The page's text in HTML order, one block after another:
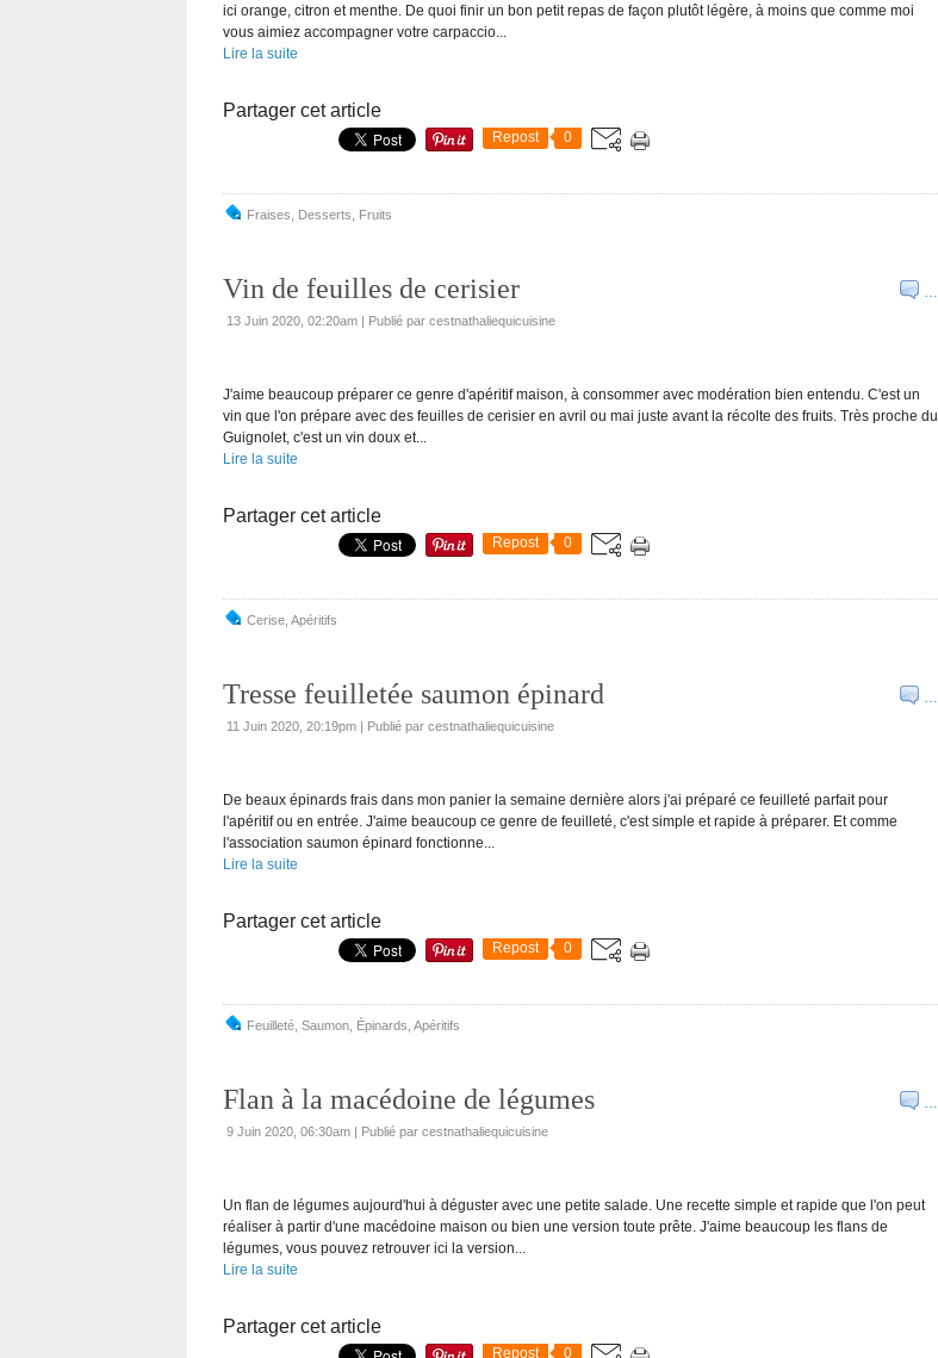
ici orange, citron et menthe. De quoi finir un bon petit repas de façon plutôt légère, à moins que comme moi
vous aimiez accompagner votre carpaccio...
Lire la suite
Partager cet article
Repost 0
Fraises Desserts Fruits
…
Vin de feuilles de cerisier
13 Juin 2020, 02:20am | Publié par cestnathaliequicuisine
J'aime beaucoup préparer ce genre d'apéritif maison, à consommer avec modération bien entendu. C'est un
vin que l'on prépare avec des feuilles de cerisier en avril ou mai juste avant la récolte des fruits. Très proche du
Guignolet, c'est un vin doux et...
Lire la suite
Partager cet article
Repost 0
Cerise Apéritifs
…
Tresse feuilletée saumon épinard
11 Juin 2020, 20:19pm | Publié par cestnathaliequicuisine
De beaux épinards frais dans mon panier la semaine dernière alors j'ai préparé ce feuilleté parfait pour
l'apéritif ou en entrée. J'aime beaucoup ce genre de feuilleté, c'est simple et rapide à préparer. Et comme
l'association saumon épinard fonctionne...
Lire la suite
Partager cet article
Repost 0
Feuilleté Saumon Épinards Apéritifs
…
Flan à la macédoine de légumes
9 Juin 2020, 06:30am | Publié par cestnathaliequicuisine
Un flan de légumes aujourd'hui à déguster avec une petite salade. Une recette simple et rapide que l'on peut
réaliser à partir d'une macédoine maison ou bien une version toute prête. J'aime beaucoup les flans de
légumes, vous pouvez retrouver ici la version...
Lire la suite
Partager cet article
Repost 0